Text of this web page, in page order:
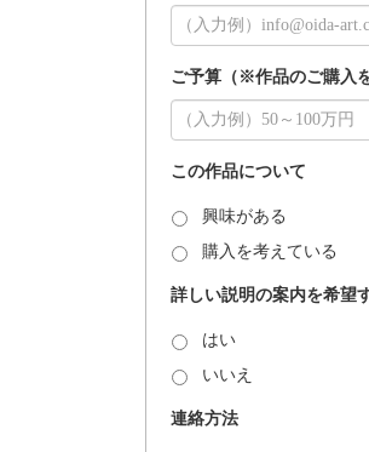
ご予算（※作品のご購入
この作品について
興味がある
購入を考えている
詳しい説明の案内を希望
はい
いいえ
連絡方法